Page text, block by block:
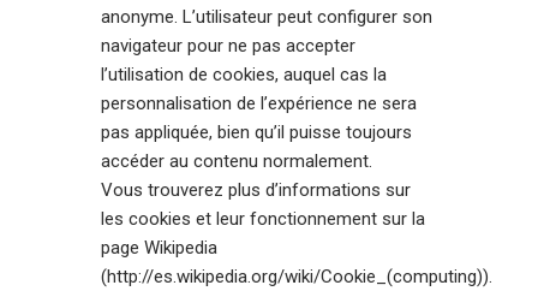
anonyme. L’utilisateur peut configurer son
navigateur pour ne pas accepter
l’utilisation de cookies, auquel cas la
personnalisation de l’expérience ne sera
pas appliquée, bien qu’il puisse toujours
accéder au contenu normalement.
Vous trouverez plus d’informations sur
les cookies et leur fonctionnement sur la
page Wikipedia
(http://es.wikipedia.org/wiki/Cookie_(computing)).